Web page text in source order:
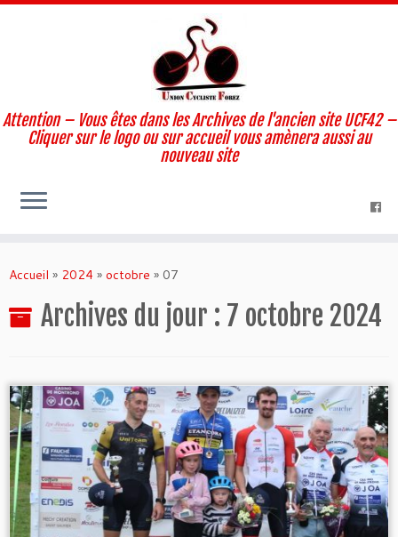
to
Attention – Vous êtes dans les Archives de l'ancien site UCF42 –
Cliquer sur le logo ou sur accueil vous amènera aussi au
nouveau site
Accueil » 2024 » octobre » 07
Archives du jour : 7 octobre 2024